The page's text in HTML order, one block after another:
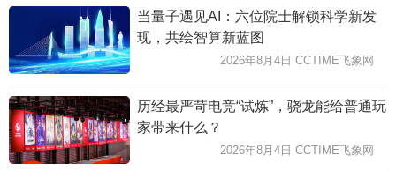
当量子遇见AI：六位院士解锁科学新发
现，共绘智算新蓝图
2026年8月4日 CCTIME飞象网
历经最严苛电竞“试炼”，骁龙能给普通玩
家带来什么？
2026年8月4日 CCTIME飞象网